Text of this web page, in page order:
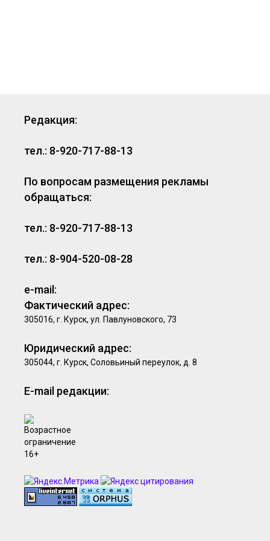
Редакция:
тел.: 8-920-717-88-13
По вопросам размещения рекламы
обращаться:
тел.: 8-920-717-88-13
тел.: 8-904-520-08-28
e-mail:
Фактический адрес:
305016, г. Курск, ул. Павлуновского, 73
Юридический адрес:
305044, г. Курск, Соловьиный переулок, д. 8
E-mail редакции: